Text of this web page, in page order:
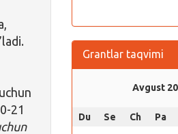
21
Grantlar taqvimi
Avgust
Du Se Ch Pa